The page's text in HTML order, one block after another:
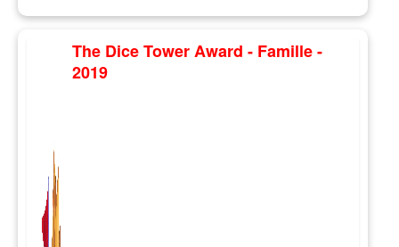
The Dice Tower Award - Famille -
2019